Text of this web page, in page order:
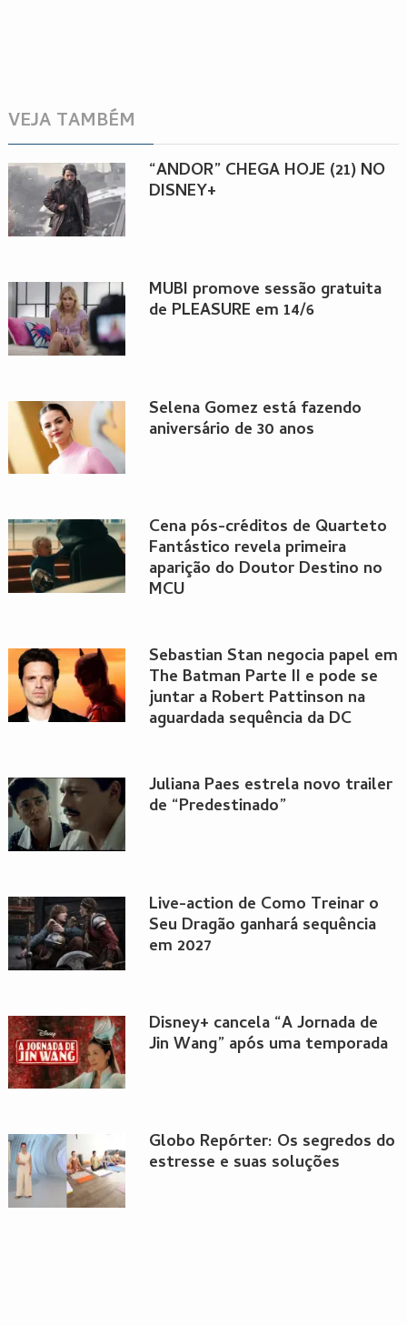
VEJA TAMBÉM
“ANDOR” CHEGA HOJE (21) NO
DISNEY+
MUBI promove sessão gratuita
de PLEASURE em 14/6
Selena Gomez está fazendo
aniversário de 30 anos
Cena pós-créditos de Quarteto
Fantástico revela primeira
aparição do Doutor Destino no
MCU
Sebastian Stan negocia papel em
The Batman Parte II e pode se
juntar a Robert Pattinson na
aguardada sequência da DC
Juliana Paes estrela novo trailer
de “Predestinado”
Live-action de Como Treinar o
Seu Dragão ganhará sequência
em 2027
Disney+ cancela “A Jornada de
Jin Wang” após uma temporada
Globo Repórter: Os segredos do
estresse e suas soluções